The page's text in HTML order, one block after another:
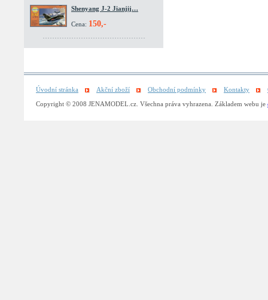
Shenyang J-2 Jianjij…
Cena: 150,-
Úvodní stránka Akční zboží Obchodní podmínky Kontakty
Copyright © 2008 JENAMODEL.cz. Všechna práva vyhrazena. Základem webu je